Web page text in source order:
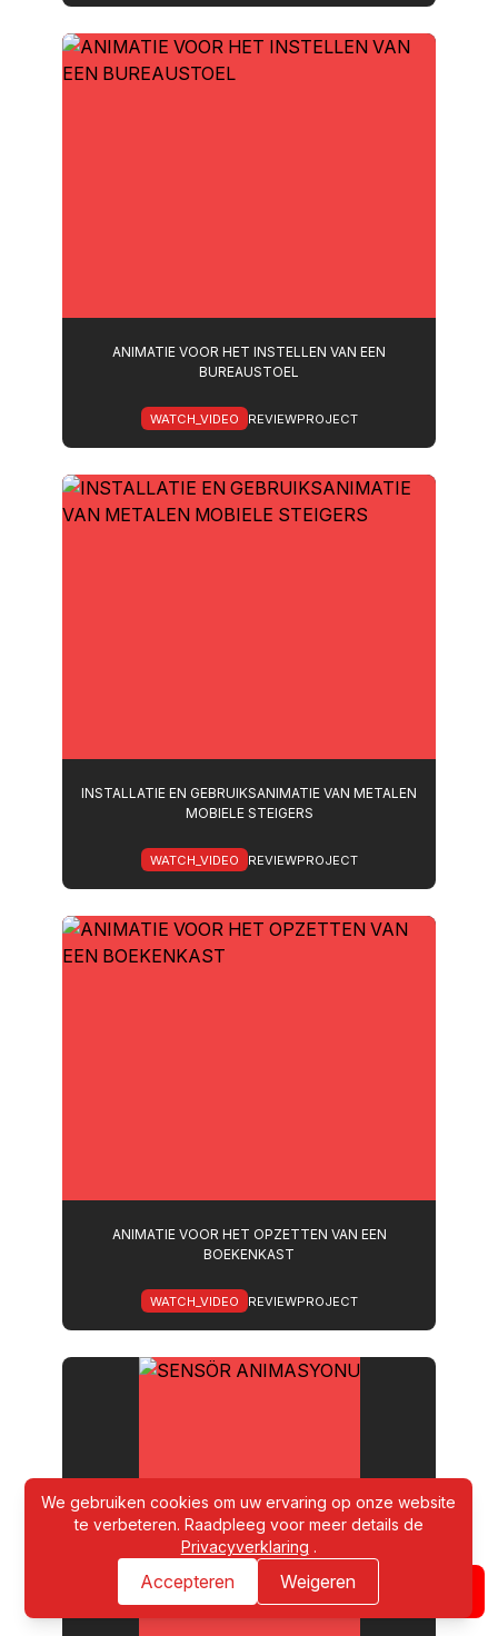
ANIMATIE VOOR HET INSTELLEN VAN EEN
BUREAUSTOEL
WATCH_VIDEO REVIEWPROJECT
INSTALLATIE EN GEBRUIKSANIMATIE VAN METALEN
MOBIELE STEIGERS
WATCH_VIDEO REVIEWPROJECT
ANIMATIE VOOR HET OPZETTEN VAN EEN
BOEKENKAST
WATCH_VIDEO REVIEWPROJECT
We gebruiken cookies om uw ervaring op onze website
te verbeteren. Raadpleeg voor meer details de
Privacyverklaring .
Accepteren Weigeren